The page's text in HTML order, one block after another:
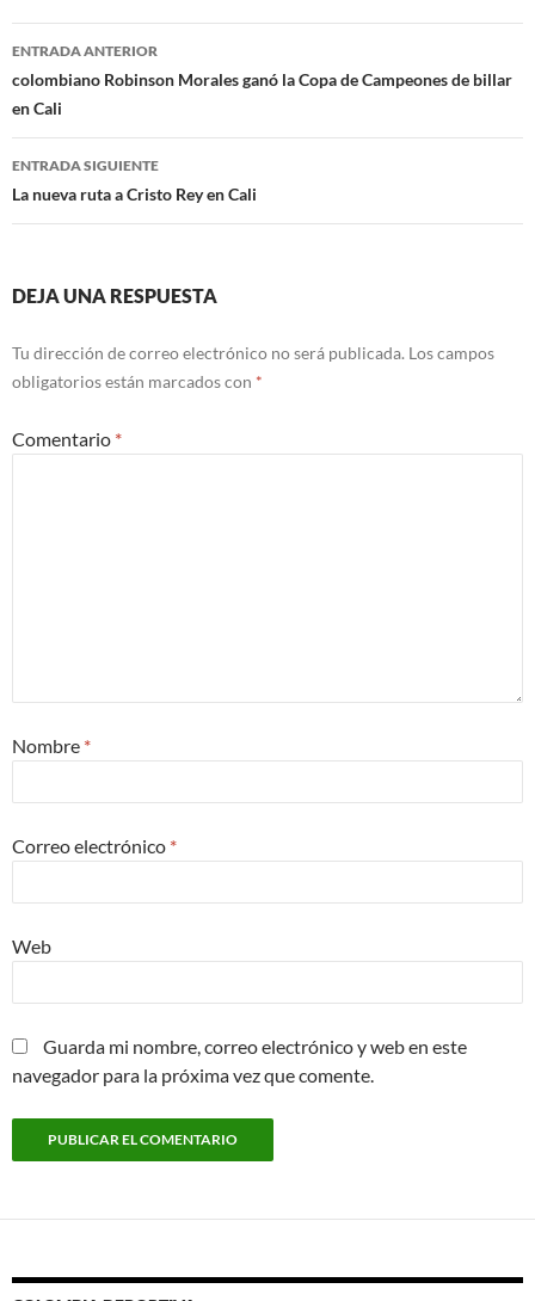
Navegación
de
entradas
ENTRADA ANTERIOR
colombiano Robinson Morales ganó la Copa de Campeones de billar
en Cali
ENTRADA SIGUIENTE
La nueva ruta a Cristo Rey en Cali
DEJA UNA RESPUESTA
Tu dirección de correo electrónico no será publicada. Los campos
obligatorios están marcados con *
Comentario *
Nombre *
Correo electrónico *
Web
Guarda mi nombre, correo electrónico y web en este
navegador para la próxima vez que comente.